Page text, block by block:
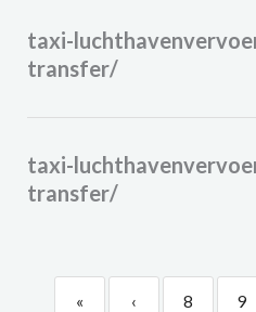
taxi-
transfer/
taxi-
transfer/
« ‹ 8 9